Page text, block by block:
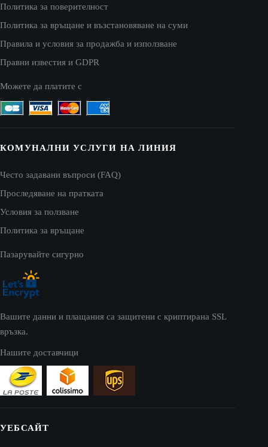
Политика за поверителност
Политика за връщане и възстановяване на суми
Правила и условия за продажба и използване
Правни известия и GDPR
Можете да платите с
КОМУНАЛНИ УСЛУГИ НА ЛИНИЯ
Често задавани въпроси (FAQ)
Проследяване на пратката
Условия за ползване
Политика за връщане
Пазарувайте сигурно
Вашите данни и плащания са защитени с криптирана SSL
връзка.
Нашите доставчици
УЕБСАЙТ